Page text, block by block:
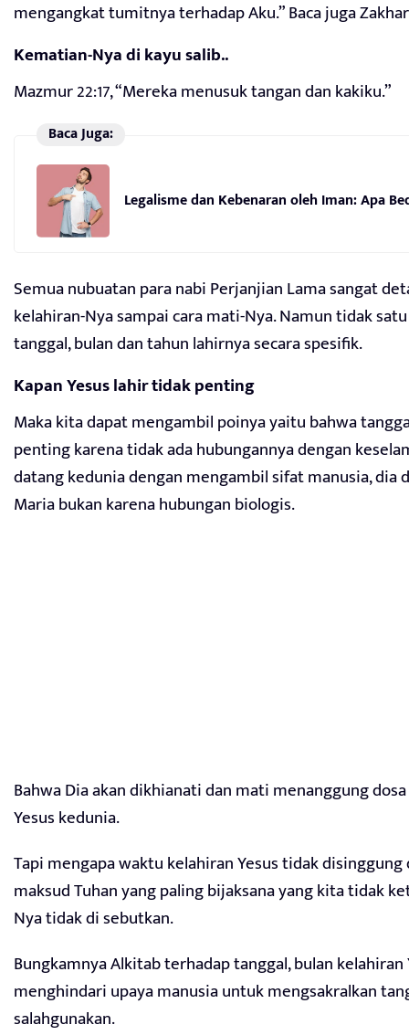
mengangkat tumitnya terhadap Aku.” Baca juga
Kematian-Nya di kayu salib..
Mazmur 22:17, “Mereka menusuk tangan dan kakiku.”
Baca Juga:
Legalisme dan Kebenaran oleh Iman: Apa
Semua nubuatan para nabi Perjanjian Lama sangat
kelahiran-Nya sampai cara mati-Nya. Namun tidak
tanggal, bulan dan tahun lahirnya secara spesifik.
Kapan Yesus lahir tidak penting
Maka kita dapat mengambil poinya yaitu bahwa
penting karena tidak ada hubungannya dengan
datang kedunia dengan mengambil sifat manusia, dia
Maria bukan karena hubungan biologis.
Bahwa Dia akan dikhianati dan mati menanggung
Yesus kedunia.
Tapi mengapa waktu kelahiran Yesus tidak
maksud Tuhan yang paling bijaksana yang kita tidak
Nya tidak di sebutkan.
Bungkamnya Alkitab terhadap tanggal, bulan
menghindari upaya manusia untuk mengsakralkan
salahgunakan.